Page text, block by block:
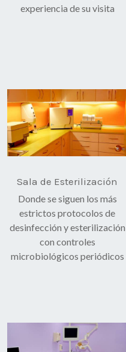
experiencia de su visita
Sala de Esterilización
Donde se siguen los más
estrictos protocolos de
desinfección y esterilización
con controles
microbiológicos periódicos